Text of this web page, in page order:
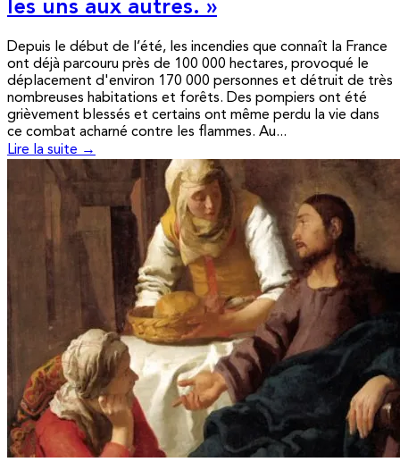
les uns aux autres. »
Depuis le début de l’été, les incendies que connaît la France
ont déjà parcouru près de 100 000 hectares, provoqué le
déplacement d'environ 170 000 personnes et détruit de très
nombreuses habitations et forêts. Des pompiers ont été
grièvement blessés et certains ont même perdu la vie dans
ce combat acharné contre les flammes. Au...
Lire la suite →